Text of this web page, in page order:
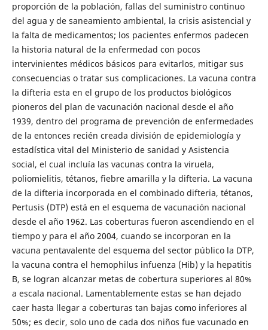
proporción de la población, fallas del suministro continuo
del agua y de saneamiento ambiental, la crisis asistencial y
la falta de medicamentos; los pacientes enfermos padecen
la historia natural de la enfermedad con pocos
intervinientes médicos básicos para evitarlos, mitigar sus
consecuencias o tratar sus complicaciones. La vacuna contra
la difteria esta en el grupo de los productos biológicos
pioneros del plan de vacunación nacional desde el año
1939, dentro del programa de prevención de enfermedades
de la entonces recién creada división de epidemiología y
estadística vital del Ministerio de sanidad y Asistencia
social, el cual incluía las vacunas contra la viruela,
poliomielitis, tétanos, fiebre amarilla y la difteria. La vacuna
de la difteria incorporada en el combinado difteria, tétanos,
Pertusis (DTP) está en el esquema de vacunación nacional
desde el año 1962. Las coberturas fueron ascendiendo en el
tiempo y para el año 2004, cuando se incorporan en la
vacuna pentavalente del esquema del sector público la DTP,
la vacuna contra el hemophilus infuenza (Hib) y la hepatitis
B, se logran alcanzar metas de cobertura superiores al 80%
a escala nacional. Lamentablemente estas se han dejado
caer hasta llegar a coberturas tan bajas como inferiores al
50%; es decir, solo uno de cada dos niños fue vacunado en